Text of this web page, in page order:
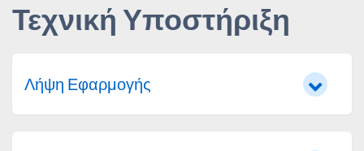
Τεχνική Υποστήριξη
Λήψη Εφαρμογής